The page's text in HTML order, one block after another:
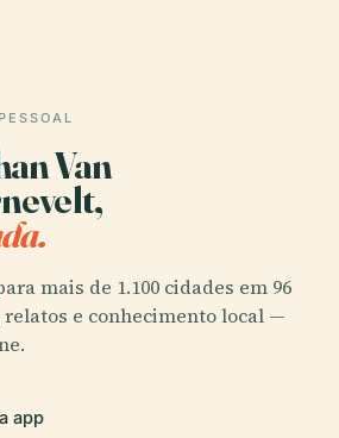
Van
mais de 1.100 cidades em 96
e conhecimento local —
app